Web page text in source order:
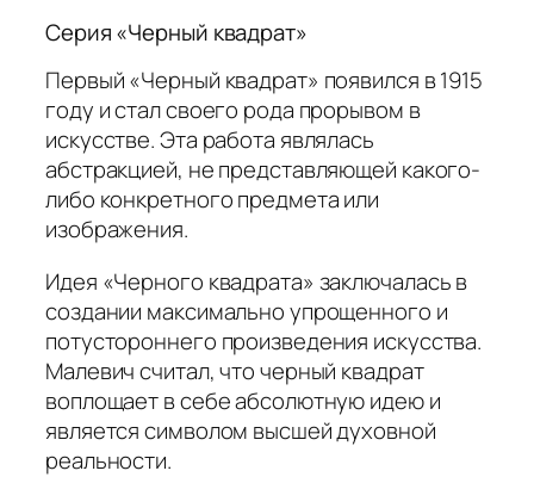
Серия «Черный квадрат»
Первый «Черный квадрат» появился в 1915
году и стал своего рода прорывом в
искусстве. Эта работа являлась
абстракцией, не представляющей какого-
либо конкретного предмета или
изображения.
Идея «Черного квадрата» заключалась в
создании максимально упрощенного и
потустороннего произведения искусства.
Малевич считал, что черный квадрат
воплощает в себе абсолютную идею и
является символом высшей духовной
реальности.